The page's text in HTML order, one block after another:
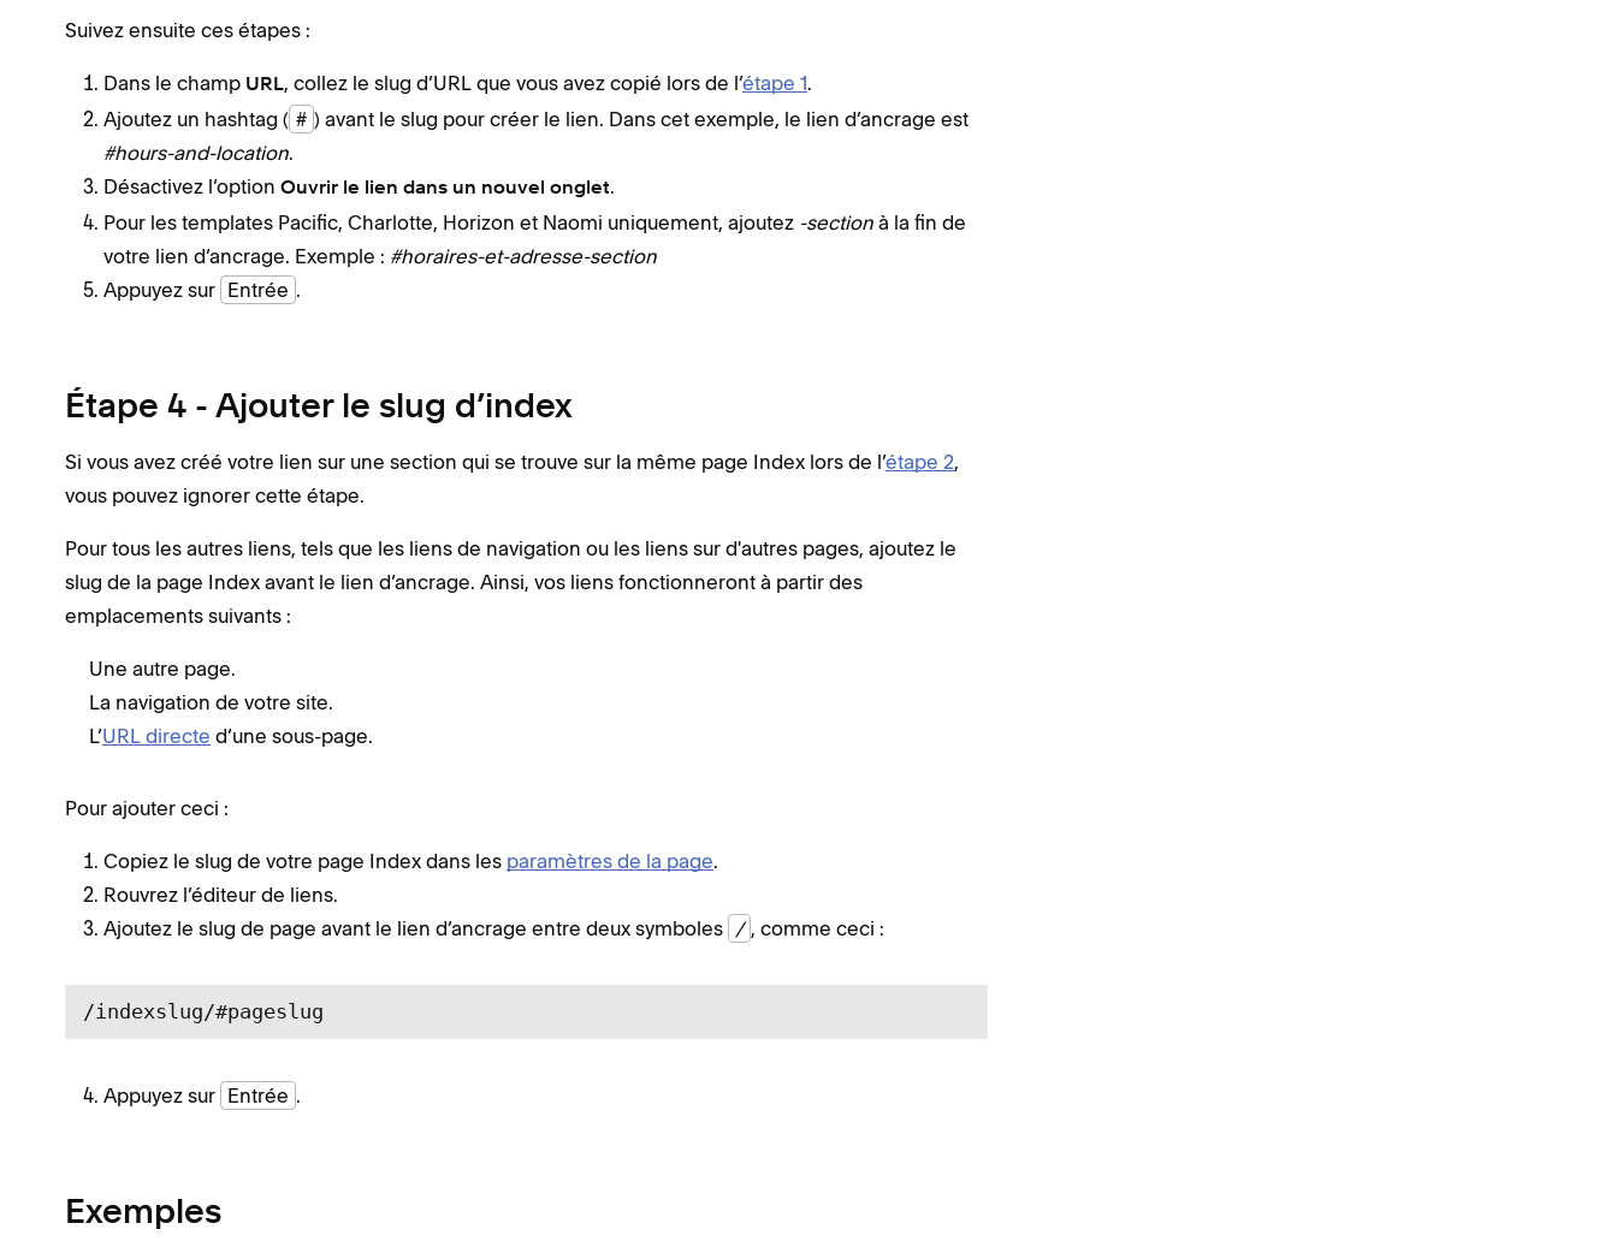
Suivez ensuite ces étapes :
Dans le champ URL, collez le slug d’URL que vous avez copié lors de l’étape 1.
Ajoutez un hashtag ( # ) avant le slug pour créer le lien. Dans cet exemple, le lien d’ancrage est
#hours-and-location.
Désactivez l’option Ouvrir le lien dans un nouvel onglet.
Pour les templates Pacific, Charlotte, Horizon et Naomi uniquement, ajoutez -section à la fin de
votre lien d’ancrage. Exemple : #horaires-et-adresse-section
Appuyez sur Entrée .
Étape 4 - Ajouter le slug d’index
Si vous avez créé votre lien sur une section qui se trouve sur la même page Index lors de l’étape 2,
vous pouvez ignorer cette étape.
Pour tous les autres liens, tels que les liens de navigation ou les liens sur d'autres pages, ajoutez le
slug de la page Index avant le lien d’ancrage. Ainsi, vos liens fonctionneront à partir des
emplacements suivants :
Une autre page.
La navigation de votre site.
L’URL directe d’une sous-page.
Pour ajouter ceci :
Copiez le slug de votre page Index dans les paramètres de la page.
Rouvrez l’éditeur de liens.
Ajoutez le slug de page avant le lien d’ancrage entre deux symboles / , comme ceci :
/indexslug/#pageslug
Appuyez sur Entrée .
Exemples